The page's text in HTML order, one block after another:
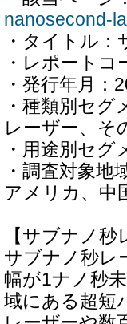
nanosecond-
・タイトル
・レポート
・発行年月：
・種類別セ
レーザー、そ
・用途別セ
・調査対象
アメリカ、中
【サブナノ秒
サブナノ秒レ
幅が1ナノ秒
域にある超短